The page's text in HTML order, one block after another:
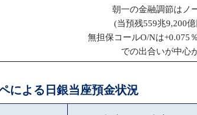
朝一の金融調節はノ
(当預残559兆9,200
無担保コールO/Nは+0.075
での出合いが中心
による日銀当座預金状況